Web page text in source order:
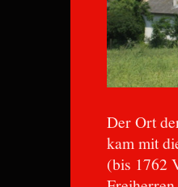
Der Ort
kam mit
(bis 1762